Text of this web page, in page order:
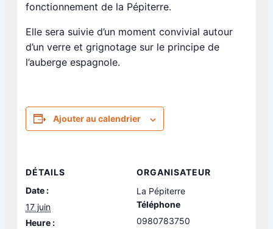
fonctionnement de la Pépiterre.
Elle sera suivie d’un moment convivial autour
d’un verre et grignotage sur le principe de
l’auberge espagnole.
Ajouter au calendrier
DÉTAILS
Date :
17 juin
Heure :
ORGANISATEUR
La Pépiterre
Téléphone
0980783750